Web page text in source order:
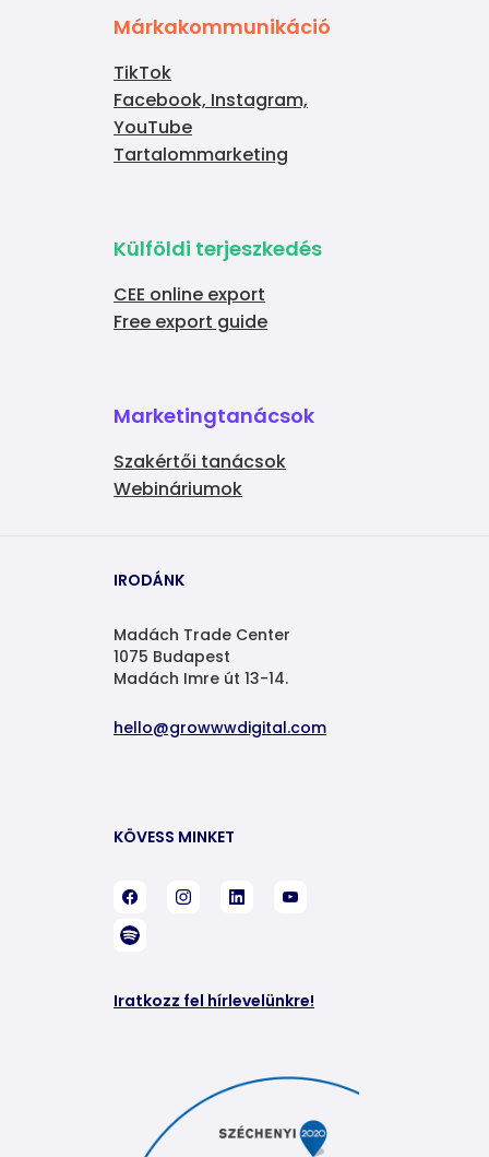
Márkakommunikáció
TikTok
Facebook, Instagram,
YouTube
Tartalommarketing
Külföldi terjeszkedés
CEE online export
Free export guide
Marketingtanácsok
Szakértői tanácsok
Webináriumok
IRODÁNK
Madách Trade Center
1075 Budapest
Madách Imre út 13-14.
hello@growwwdigital.com
KÖVESS MINKET
Iratkozz fel hírlevelünkre!